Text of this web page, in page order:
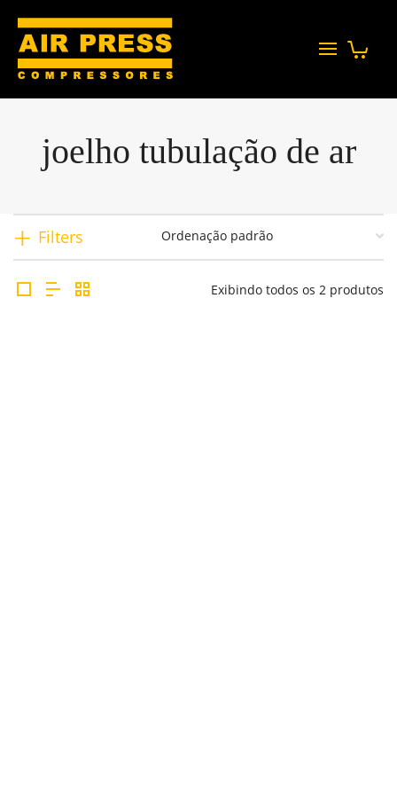
joelho tubulação de ar
Filters
Exibindo todos os 2 produtos